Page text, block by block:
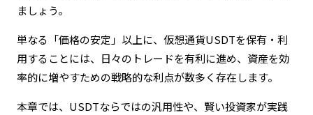
ましょう。
単なる「価格の安定」以上に、仮想通貨USDTを保有・利
用することには、日々のトレードを有利に進め、資産を効
率的に増やすための戦略的な利点が数多く存在します。
本章では、USDTならではの汎用性や、賢い投資家が実践